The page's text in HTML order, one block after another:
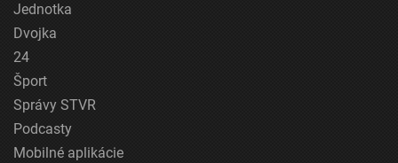
Jednotka
Dvojka
24
Šport
Správy STVR
Podcasty
Mobilné aplikácie